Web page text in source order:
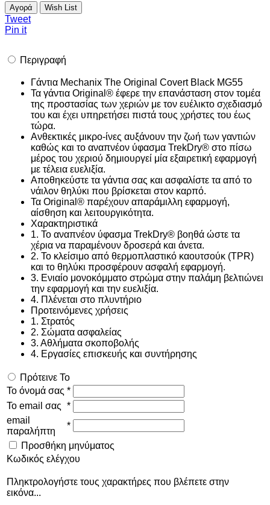
Αγορά Wish List
Tweet
Pin it
Περιγραφή
Γάντια Mechanix The Original Covert Black MG55
Τα γάντια Original® έφερε την επανάσταση στον τομέα
της προστασίας των χεριών με τον ευέλικτο σχεδιασμό
του και έχει υπηρετήσει πιστά τους χρήστες του έως
τώρα.
Ανθεκτικές μικρο-ίνες αυξάνουν την ζωή των γαντιών
καθώς και το αναπνέον ύφασμα TrekDry® στο πίσω
μέρος του χεριού δημιουργεί μία εξαιρετική εφαρμογή
με τέλεια ευελιξία.
Αποθηκεύστε τα γάντια σας και ασφαλίστε τα από το
νάιλον θηλύκι που βρίσκεται στον καρπό.
Τα Original® παρέχουν απαράμιλλη εφαρμογή,
αίσθηση και λειτουργικότητα.
Χαρακτηριστικά
1. Το αναπνέον ύφασμα TrekDry® βοηθά ώστε τα
χέρια να παραμένουν δροσερά και άνετα.
2. Το κλείσιμο από θερμοπλαστικό καουτσούκ (TPR)
και το θηλύκι προσφέρουν ασφαλή εφαρμογή.
3. Ενιαίο μονοκόμματο στρώμα στην παλάμη βελτιώνει
την εφαρμογή και την ευελιξία.
4. Πλένεται στο πλυντήριο
Προτεινόμενες χρήσεις
1. Στρατός
2. Σώματα ασφαλείας
3. Αθλήματα σκοποβολής
4. Εργασίες επισκευής και συντήρησης
Πρότεινε Το
Το όνομά σας *
Το email σας *
email
παραλήπτη
*
Προσθήκη μηνύματος
Κωδικός ελέγχου
Πληκτρολογήστε τους χαρακτήρες που βλέπετε στην
εικόνα...